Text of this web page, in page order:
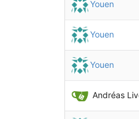
Youen
Youen
Youen
Andréas